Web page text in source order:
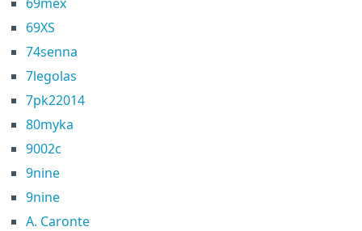
69XS
74senna
7legolas
7pk22014
80myka
9002c
9nine
9nine
A. Caronte